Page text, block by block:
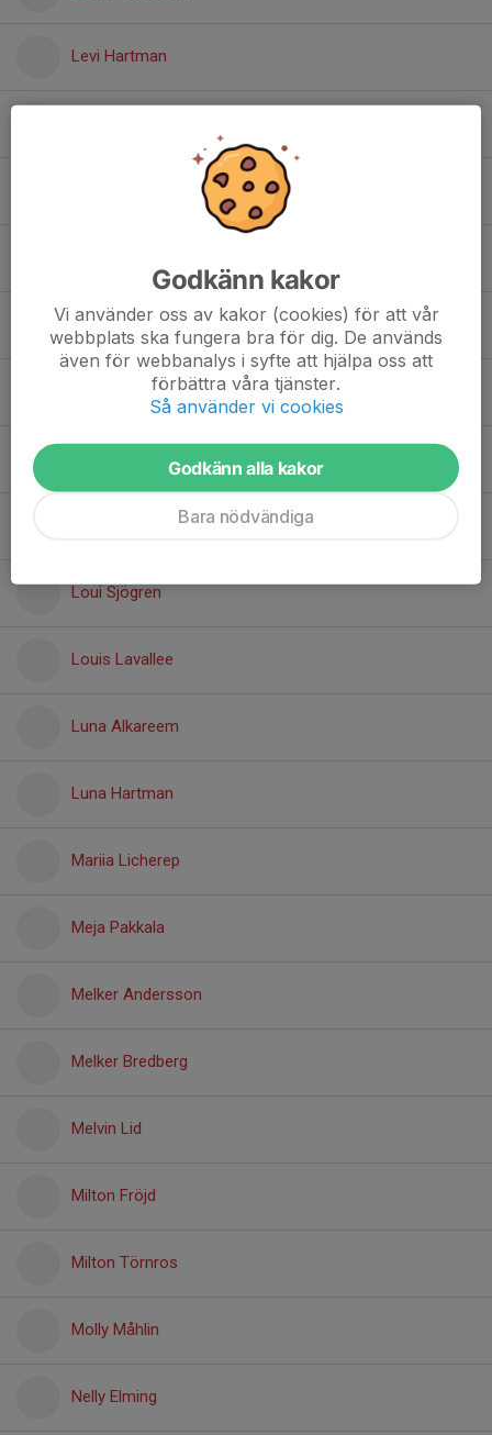
Levi Hartman
Lion Rönnfalk
Loke Jershed
Loui Sjögren
Louis Lavallee
Luna Alkareem
Luna Hartman
Mariia Licherep
Meja Pakkala
Melker Andersson
Melker Bredberg
Melvin Lid
Milton Fröjd
Milton Törnros
Molly Måhlin
Nelly Elming
Godkänn kakor
Vi använder oss av kakor (cookies) för att vår
webbplats ska fungera bra för dig. De används
även för webbanalys i syfte att hjälpa oss att
förbättra våra tjänster.
Så använder vi cookies
Godkänn alla kakor
Bara nödvändiga